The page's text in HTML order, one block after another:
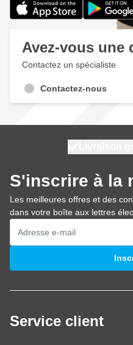
Avez-vous une
Contactez un spécialiste
Contactez-nous
S'inscrire à la
Les meilleures offres et des
dans votre boîte aux lettres
Adresse mail
Service client